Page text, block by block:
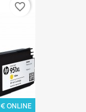
€ ONLINE
favorite_border